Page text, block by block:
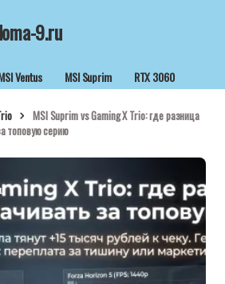
9.ru
Ventus MSI Suprim RTX 3060
MSI Suprim vs Gaming X Trio: где разница
топовую серию